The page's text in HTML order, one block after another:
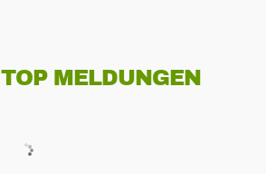
TOP MELDUNGEN